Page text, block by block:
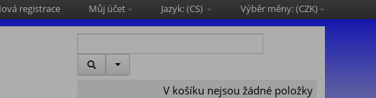
registrace Můj účet Jazyk: (CS) Výběr měny: (CZK)
V košíku nejsou žádné položky